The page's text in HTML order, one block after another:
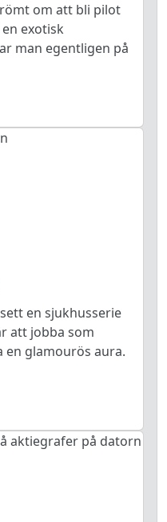
om att bli pilot
exotisk
man egentligen på
en sjukhusserie
att jobba som
en glamourös aura.